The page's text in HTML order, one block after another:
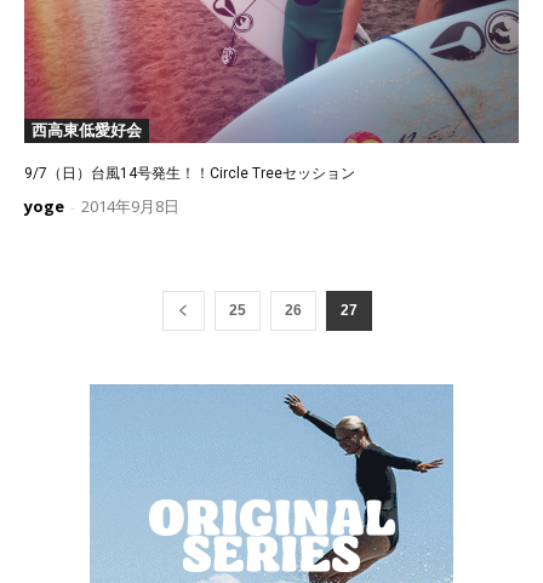
西高東低愛好会
9/7（日）台風14号発生！！Circle Treeセッション
yoge - 2014年9月8日
25 26 27